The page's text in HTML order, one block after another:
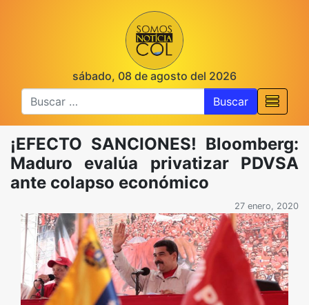
sábado, 08 de agosto del 2026
Buscar
¡EFECTO SANCIONES! Bloomberg:
Maduro evalúa privatizar PDVSA
ante colapso económico
27 enero, 2020